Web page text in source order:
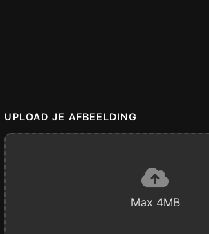
UPLOAD JE AFBEELDING
Max 4MB